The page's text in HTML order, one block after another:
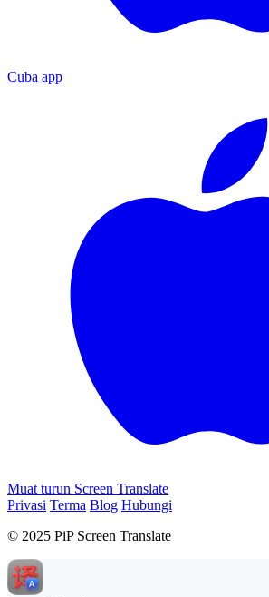
Cuba app
Muat turun Screen Translate
Privasi Terma Blog Hubungi
© 2025 PiP Screen Translate